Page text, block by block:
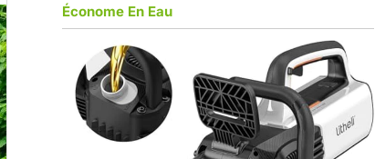
Économe En Eau